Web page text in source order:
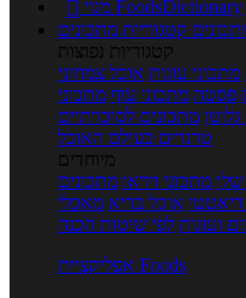

מנוי FoodsDictionary
קטגוריות מתכונים
קטגוריות נפוצות
מתכוני עוגות אוכל צמחוני
פסטה מתכוני עוף מתכוני
מתכונים לסוכרתיים
טרנדים בעולם האוכל
מיוחדים
מתכוני וידאו מתכונים
דיאטטי אוכל בריא מאכלי
ועונות לפי שיטות הכנה
אפליקציית Foods